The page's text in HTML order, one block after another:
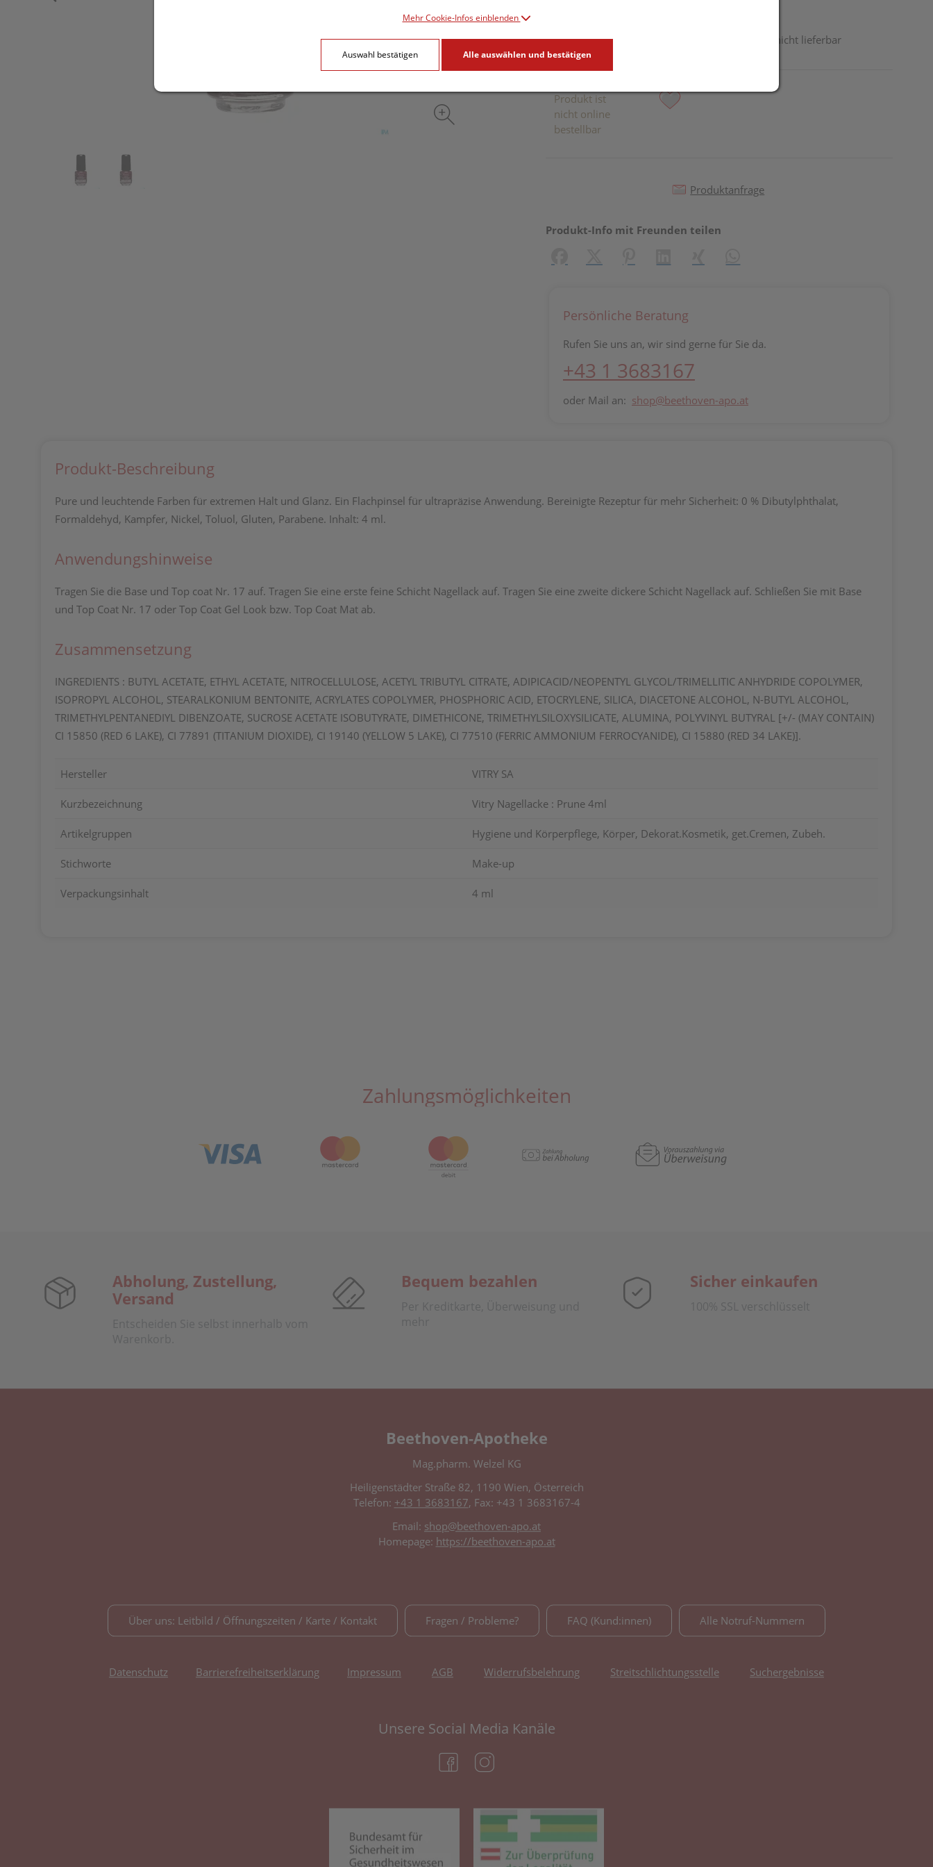
Dieses Produkt ist derzeit vom Hersteller nicht lieferbar
Produkt ist
nicht online
bestellbar
Produktanfrage
Produkt-Info mit Freunden teilen
Persönliche Beratung
Rufen Sie uns an, wir sind gerne für Sie da.
+43 1 3683167
oder Mail an: shop@beethoven-apo.at
Produkt-Beschreibung
Pure und leuchtende Farben für extremen Halt und Glanz. Ein Flachpinsel für ultrapräzise Anwendung. Bereinigte Rezeptur für mehr Sicherheit: 0 % Dibutylphthalat,
Formaldehyd, Kampfer, Nickel, Toluol, Gluten, Parabene. Inhalt: 4 ml.
Anwendungshinweise
Tragen Sie die Base und Top coat Nr. 17 auf. Tragen Sie eine erste feine Schicht Nagellack auf. Tragen Sie eine zweite dickere Schicht Nagellack auf. Schließen Sie mit Base
und Top Coat Nr. 17 oder Top Coat Gel Look bzw. Top Coat Mat ab.
Zusammensetzung
INGREDIENTS : BUTYL ACETATE, ETHYL ACETATE, NITROCELLULOSE, ACETYL TRIBUTYL CITRATE, ADIPICACID/NEOPENTYL GLYCOL/TRIMELLITIC ANHYDRIDE COPOLYMER,
ISOPROPYL ALCOHOL, STEARALKONIUM BENTONITE, ACRYLATES COPOLYMER, PHOSPHORIC ACID, ETOCRYLENE, SILICA, DIACETONE ALCOHOL, N-BUTYL ALCOHOL,
TRIMETHYLPENTANEDIYL DIBENZOATE, SUCROSE ACETATE ISOBUTYRATE, DIMETHICONE, TRIMETHYLSILOXYSILICATE, ALUMINA, POLYVINYL BUTYRAL [+/- (MAY CONTAIN)
CI 15850 (RED 6 LAKE), CI 77891 (TITANIUM DIOXIDE), CI 19140 (YELLOW 5 LAKE), CI 77510 (FERRIC AMMONIUM FERROCYANIDE), CI 15880 (RED 34 LAKE)].
Hersteller VITRY SA
Kurzbezeichnung Vitry Nagellacke : Prune 4ml
Artikelgruppen Hygiene und Körperpflege, Körper, Dekorat.Kosmetik, get.Cremen, Zubeh.
Stichworte Make-up
Verpackungsinhalt 4 ml
Zahlungsmöglichkeiten
Abholung, Zustellung,
Versand
Entscheiden Sie selbst innerhalb vom
Warenkorb.
Bequem bezahlen
Per Kreditkarte, Überweisung und
mehr
Sicher einkaufen
100% SSL verschlüsselt
Beethoven-Apotheke
Mag.pharm. Welzel KG
Heiligenstädter Straße 82, 1190 Wien, Österreich
Telefon: +43 1 3683167, Fax: +43 1 3683167-4
Email: shop@beethoven-apo.at
Homepage: https://beethoven-apo.at
Über uns: Leitbild / Öffnungszeiten / Karte / Kontakt Fragen / Probleme? FAQ (Kund:innen) Alle Notruf-Nummern
Datenschutz Barrierefreiheitserklärung Impressum AGB Widerrufsbelehrung Streitschlichtungsstelle Suchergebnisse
Unsere Social Media Kanäle
(öffnet in neuem Tab)
(öffnet in neuem Tab)
Mehr Cookie-Infos einblenden
Auswahl bestätigen Alle auswählen und bestätigen